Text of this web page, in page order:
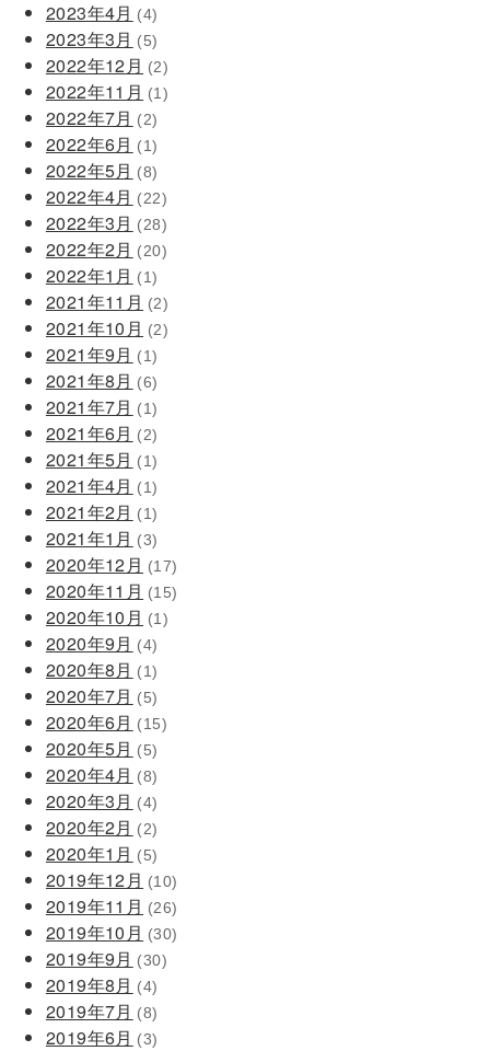
2023年4月 (4)
2023年3月 (5)
2022年12月 (2)
2022年11月 (1)
2022年7月 (2)
2022年6月 (1)
2022年5月 (8)
2022年4月 (22)
2022年3月 (28)
2022年2月 (20)
2022年1月 (1)
2021年11月 (2)
2021年10月 (2)
2021年9月 (1)
2021年8月 (6)
2021年7月 (1)
2021年6月 (2)
2021年5月 (1)
2021年4月 (1)
2021年2月 (1)
2021年1月 (3)
2020年12月 (17)
2020年11月 (15)
2020年10月 (1)
2020年9月 (4)
2020年8月 (1)
2020年7月 (5)
2020年6月 (15)
2020年5月 (5)
2020年4月 (8)
2020年3月 (4)
2020年2月 (2)
2020年1月 (5)
2019年12月 (10)
2019年11月 (26)
2019年10月 (30)
2019年9月 (30)
2019年8月 (4)
2019年7月 (8)
2019年6月 (3)